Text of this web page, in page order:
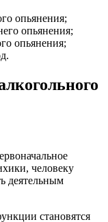
опьянения;
опьянения;
опьянения;
человеку
деятельным
становятся